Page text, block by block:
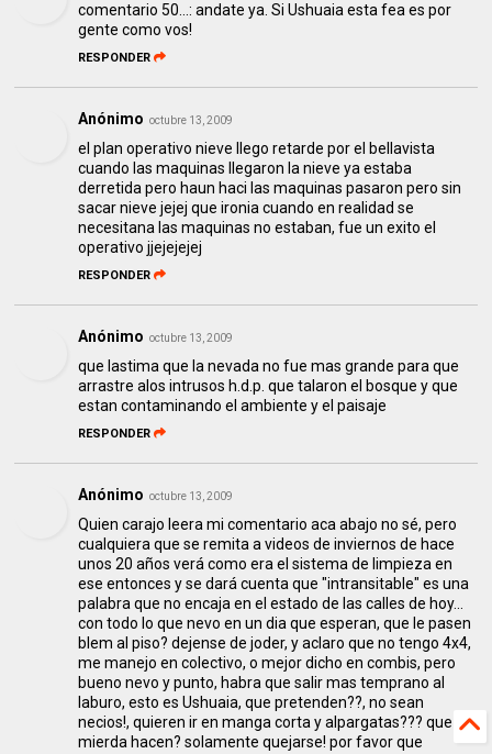
comentario 50...: andate ya. Si Ushuaia esta fea es por
gente como vos!
RESPONDER
Anónimo octubre 13, 2009
el plan operativo nieve llego retarde por el bellavista
cuando las maquinas llegaron la nieve ya estaba
derretida pero haun haci las maquinas pasaron pero sin
sacar nieve jejej que ironia cuando en realidad se
necesitana las maquinas no estaban, fue un exito el
operativo jjejejejej
RESPONDER
Anónimo octubre 13, 2009
que lastima que la nevada no fue mas grande para que
arrastre alos intrusos h.d.p. que talaron el bosque y que
estan contaminando el ambiente y el paisaje
RESPONDER
Anónimo octubre 13, 2009
Quien carajo leera mi comentario aca abajo no sé, pero
cualquiera que se remita a videos de inviernos de hace
unos 20 años verá como era el sistema de limpieza en
ese entonces y se dará cuenta que "intransitable" es una
palabra que no encaja en el estado de las calles de hoy...
con todo lo que nevo en un dia que esperan, que le pasen
blem al piso? dejense de joder, y aclaro que no tengo 4x4,
me manejo en colectivo, o mejor dicho en combis, pero
bueno nevo y punto, habra que salir mas temprano al
laburo, esto es Ushuaia, que pretenden??, no sean
necios!, quieren ir en manga corta y alpargatas??? que
mierda hacen? solamente quejarse! por favor que